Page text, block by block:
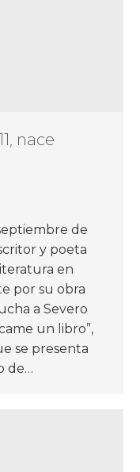
nace
de
y poeta
en
por su obra
a Severo
un libro”,
se presenta
de…